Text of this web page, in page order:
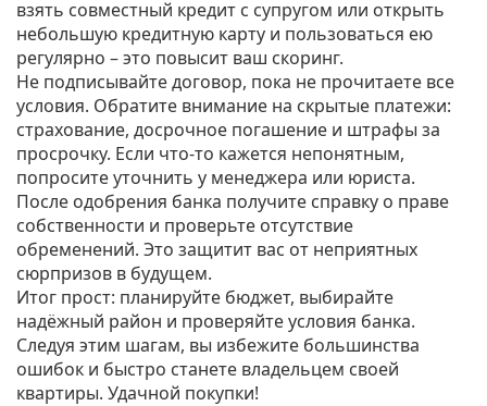
взять совместный кредит с супругом или открыть
небольшую кредитную карту и пользоваться ею
регулярно – это повысит ваш скоринг.
Не подписывайте договор, пока не прочитаете все
условия. Обратите внимание на скрытые платежи:
страхование, досрочное погашение и штрафы за
просрочку. Если что‑то кажется непонятным,
попросите уточнить у менеджера или юриста.
После одобрения банка получите справку о праве
собственности и проверьте отсутствие
обременений. Это защитит вас от неприятных
сюрпризов в будущем.
Итог прост: планируйте бюджет, выбирайте
надёжный район и проверяйте условия банка.
Следуя этим шагам, вы избежите большинства
ошибок и быстро станете владельцем своей
квартиры. Удачной покупки!